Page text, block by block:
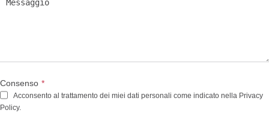
Consenso *
Acconsento al trattamento dei miei dati personali come indicato nella Privacy
Policy.